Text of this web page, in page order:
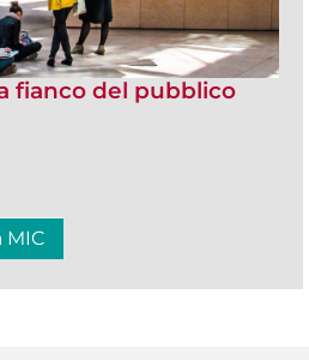
fianco del pubblico
MIC